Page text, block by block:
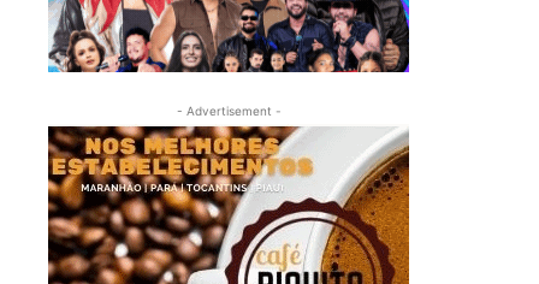
- Advertisement -